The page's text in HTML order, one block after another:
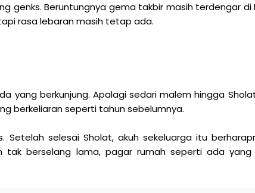
genks. Beruntungnya gema takbir masih terdengar di
rasa lebaran masih tetap ada.
yang berkunjung. Apalagi sedari malem hingga
berkeliaran seperti tahun sebelumnya.
Setelah selesai Sholat, akuh sekeluarga itu
tak berselang lama, pagar rumah seperti ada yang